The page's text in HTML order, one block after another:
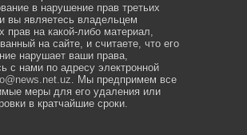
в нарушение прав третьих
вы являетесь владельцем
прав на какой-либо материал,
на сайте, и считаете, что его
нарушает ваши права,
с нами по адресу электронной
. Мы предпримем все
меры для его удаления или
в кратчайшие сроки.